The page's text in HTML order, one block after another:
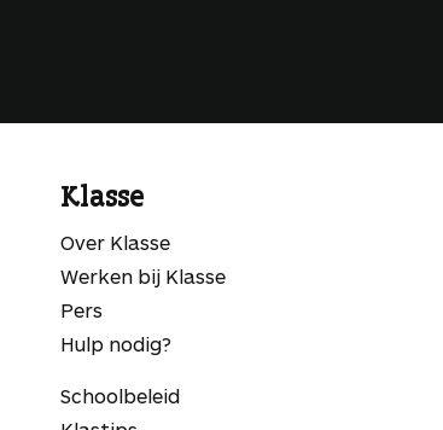
Klasse
Over Klasse
Werken bij Klasse
Pers
Hulp nodig?
Schoolbeleid